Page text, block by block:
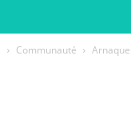
Communauté